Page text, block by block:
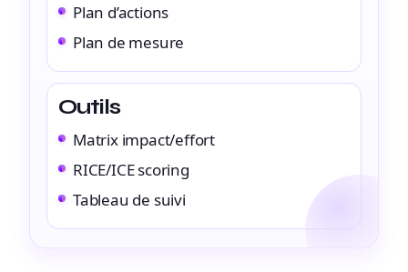
Plan d’actions
Plan de mesure
Outils
Matrix impact/effort
RICE/ICE scoring
Tableau de suivi